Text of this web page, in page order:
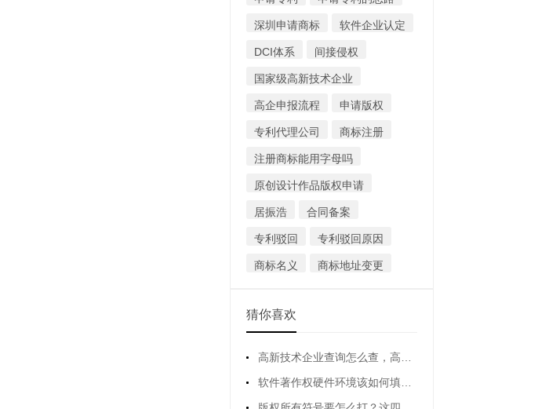
深圳申请商标 软件企业认定
DCI体系 间接侵权
国家级高新技术企业
高企申报流程 申请版权
专利代理公司 商标注册
注册商标能用字母吗
原创设计作品版权申请
居振浩 合同备案
专利驳回 专利驳回原因
商标名义 商标地址变更
猜你喜欢
高新技术企业查询怎么查，高新技术企业查询网站是哪个？
软件著作权硬件环境该如何填写？有什么要求吗？